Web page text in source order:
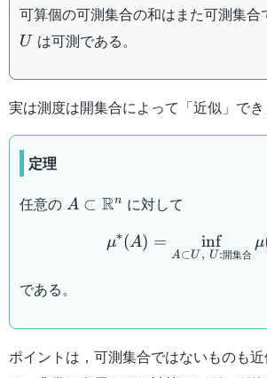
可算個の可測集合の和はまた可測集合
U は可測である。
実は測度は開集合によって「近似」でき
定理
任意の A \subset
A ⊂ Rn に対して
μ∗(A) =
A⊂U , U:開集合
inf μ
である。
ポイントは，可測集合ではないものも